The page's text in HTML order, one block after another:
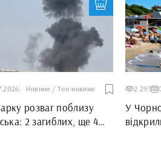
Новини / Топ-новини
розваг поблизу
2 загиблих, ще 4
2 293
У